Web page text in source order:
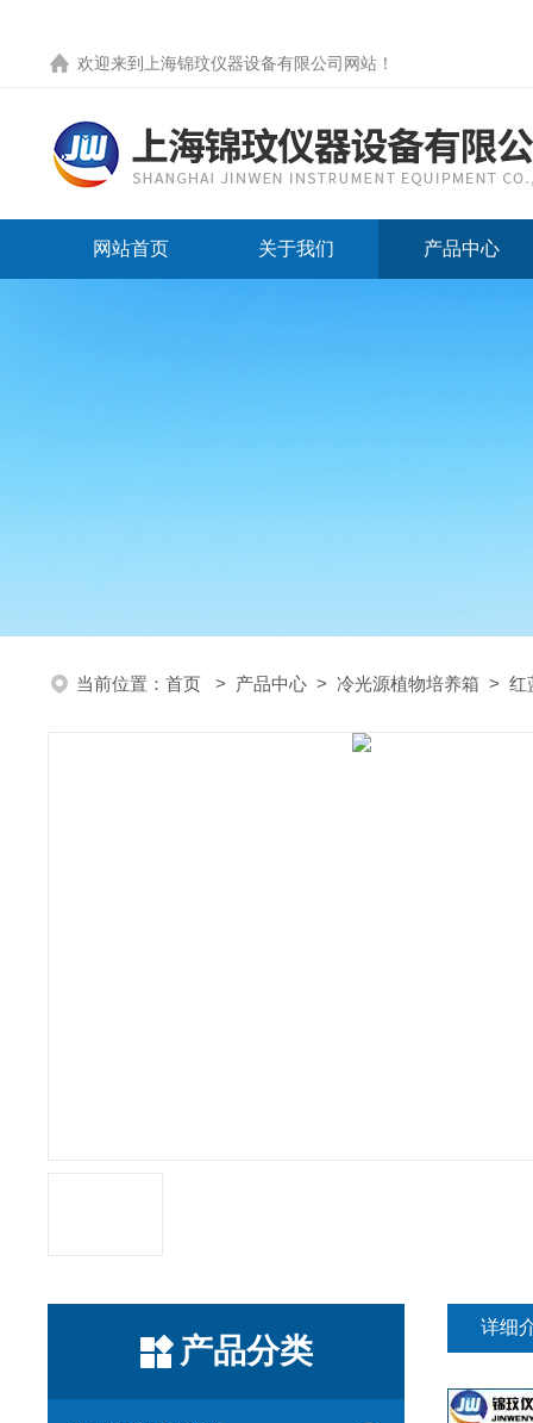
欢迎来到 上海锦玟仪器设备有限公司网站 ！
网站首页 关于我们 产品中心
当前位置： 首页 > 产品中心 > 冷光源植物培养箱 > 红
产品分类
详细